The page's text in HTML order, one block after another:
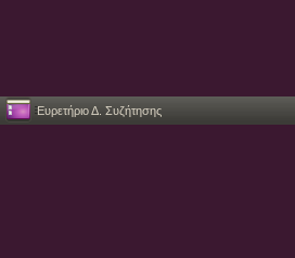
Ευρετήριο Δ. Συζήτησης